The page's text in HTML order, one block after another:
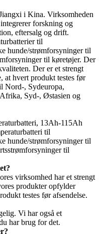
i Kina. Virksomheden
forskning og
eftersalg og drift.
til
hunde/strømforsyninger til
til køretøjer. Der
Der er et strengt
at hvert produkt testes før
Nord-, Sydeuropa,
Syd-, Østasien og
13Ah-115Ah
til
hunde/strømforsyninger til
til
virksomhed har et strengt
produkter opfylder
testes før afsendelse.
Vi har også et
har brug for det.